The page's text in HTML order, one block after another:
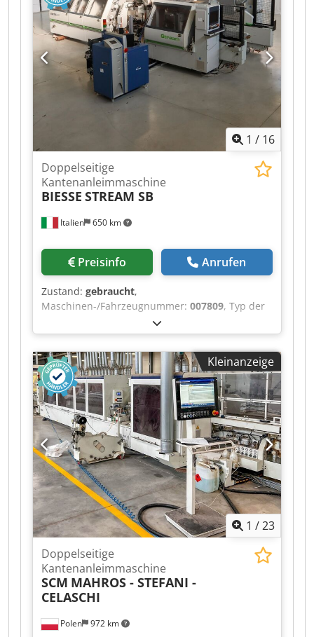
Arbeitsaggregate, linke Seite: 11 nr
1 / 16
Italien 650 km
Doppelseitige
Kantenanleimmaschine
BIESSE STREAM SB
Preisinfo Anrufen
Zustand: gebraucht,
Maschinen-/Fahrzeugnummer: 007809, Typ der
angebrachten Kante: dünne Kante, starke Kante,
massivholz Klebesystem: EVA, PUR
Kantenleimmaschine: Maschine 1 Max. Breite
des Paneels: 1200 mm Cedpfx Agjyhbn Djpsha
Max. Vortriebsgeschwindigkeit: 40 m/min
Arbeitsaggregate, rechte Seite: 8 nr
Arbeitsaggregate, linke Seite: 8 nr
Kleinanzeige
1 /23
Polen 972 km
Doppelseitige
Kantenanleimmaschine
SCM MAHROS - STEFANI -
CELASCHI